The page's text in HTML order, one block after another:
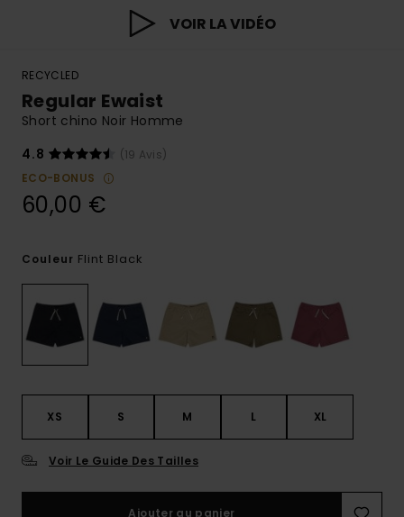
VOIR LA VIDÉO
RECYCLED
Regular Ewaist
Short chino Noir Homme
4.8
(19 Avis)
ECO-BONUS
60,00 €
Couleur Flint Black
XS S M L XL
Voir Le Guide Des Tailles
Ajouter au panier